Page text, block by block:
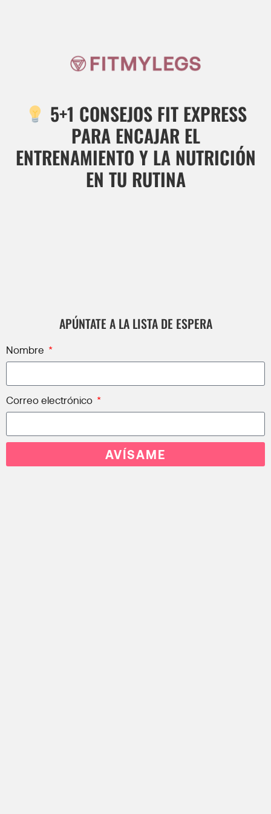
5+1 CONSEJOS FIT EXPRESS
PARA ENCAJAR EL
ENTRENAMIENTO Y LA NUTRICIÓN
EN TU RUTINA
APÚNTATE A LA LISTA DE ESPERA
Nombre
Correo electrónico
AVÍSAME